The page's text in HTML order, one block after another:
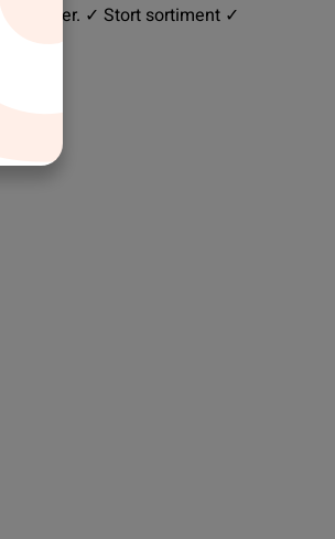
priser. ✓ Stort sortiment ✓